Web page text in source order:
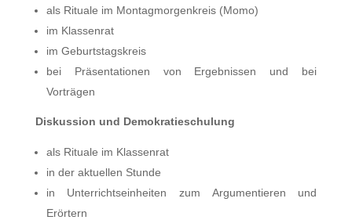
als Rituale im Montagmorgenkreis (Momo)
im Klassenrat
im Geburtstagskreis
bei Präsentationen von Ergebnissen und bei
Vorträgen
Diskussion und Demokratieschulung
als Rituale im Klassenrat
in der aktuellen Stunde
in Unterrichtseinheiten zum Argumentieren und
Erörtern